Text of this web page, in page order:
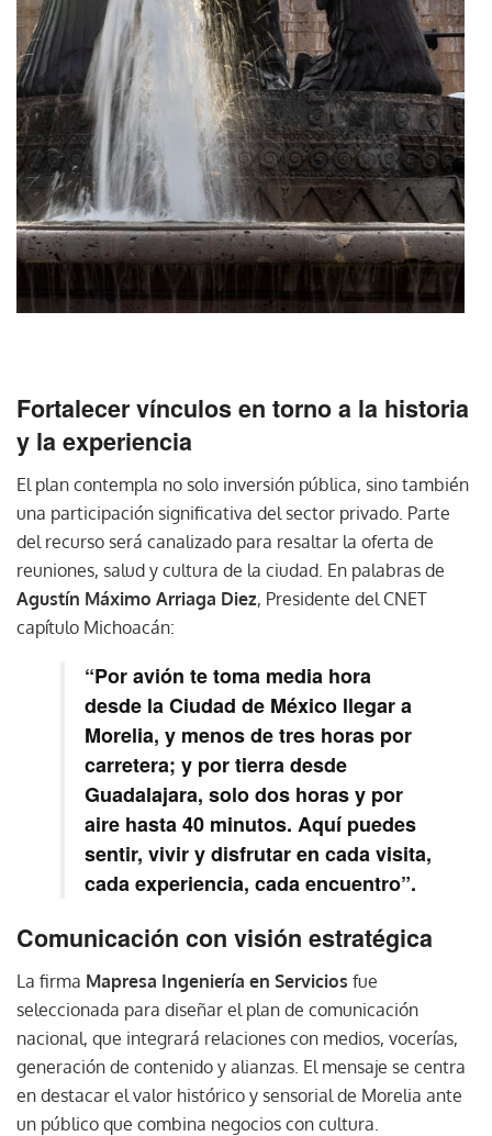
Fortalecer vínculos en torno a la historia
y la experiencia
El plan contempla no solo inversión pública, sino también
una participación significativa del sector privado. Parte
del recurso será canalizado para resaltar la oferta de
reuniones, salud y cultura de la ciudad. En palabras de
Agustín Máximo Arriaga Diez, Presidente del CNET
capítulo Michoacán:
“Por avión te toma media hora
desde la Ciudad de México llegar a
Morelia, y menos de tres horas por
carretera; y por tierra desde
Guadalajara, solo dos horas y por
aire hasta 40 minutos. Aquí puedes
sentir, vivir y disfrutar en cada visita,
cada experiencia, cada encuentro”.
Comunicación con visión estratégica
La firma Mapresa Ingeniería en Servicios fue
seleccionada para diseñar el plan de comunicación
nacional, que integrará relaciones con medios, vocerías,
generación de contenido y alianzas. El mensaje se centra
en destacar el valor histórico y sensorial de Morelia ante
un público que combina negocios con cultura.